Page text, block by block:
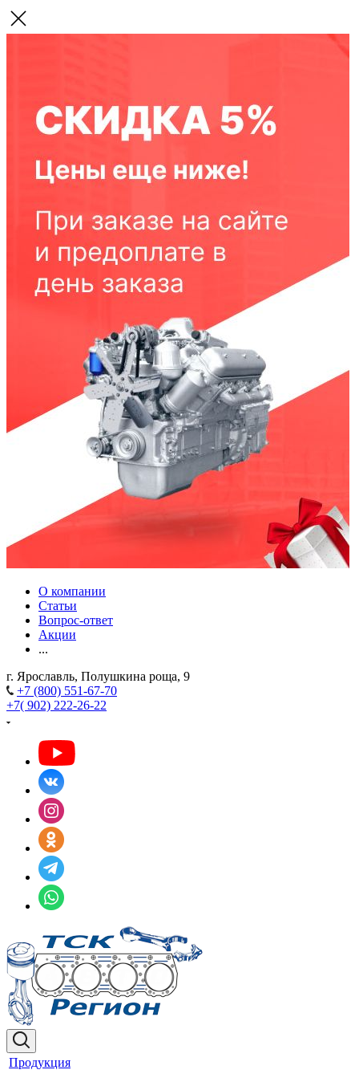
О компании
Статьи
Вопрос-ответ
Акции
...
г. Ярославль, Полушкина роща, 9
+7 (800) 551-67-70
+7( 902) 222-26-22
Продукция